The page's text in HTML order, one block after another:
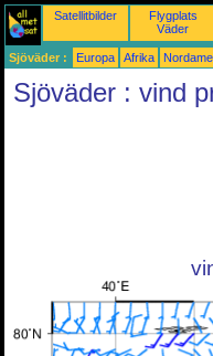
Satellitbilder
Flygplats
Väder
Sjöväder : Europa Afrika
Sjöväder : vind